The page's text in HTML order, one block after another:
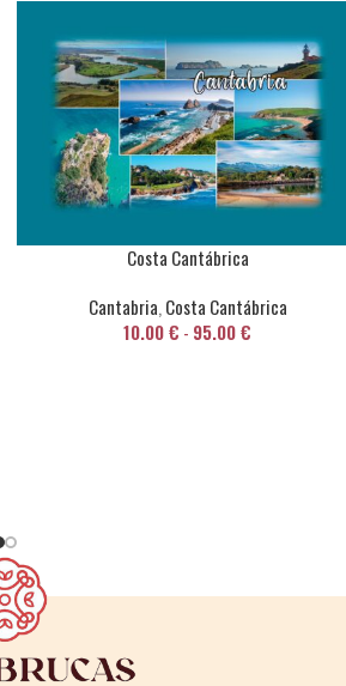
Costa Cantábrica
Cantabria,Costa Cantábrica
10.00€ - 95.00€